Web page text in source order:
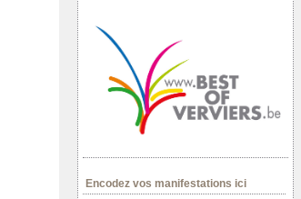
Encodez vos manifestations ici